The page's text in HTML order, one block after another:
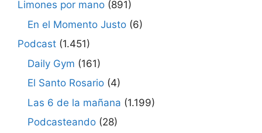
Limones por mano (891)
En el Momento Justo (6)
Podcast (1.451)
Daily Gym (161)
El Santo Rosario (4)
Las 6 de la mañana (1.199)
Podcasteando (28)